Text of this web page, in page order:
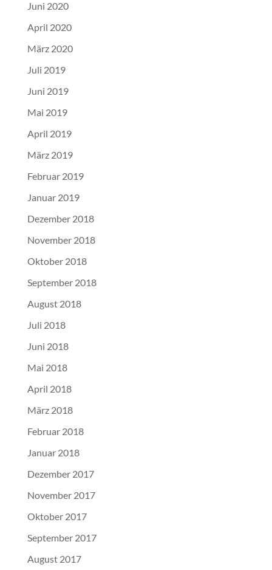
Juni 2020
April 2020
März 2020
Juli 2019
Juni 2019
Mai 2019
April 2019
März 2019
Februar 2019
Januar 2019
Dezember 2018
November 2018
Oktober 2018
September 2018
August 2018
Juli 2018
Juni 2018
Mai 2018
April 2018
März 2018
Februar 2018
Januar 2018
Dezember 2017
November 2017
Oktober 2017
September 2017
August 2017